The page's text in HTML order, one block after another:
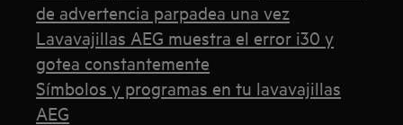
de advertencia parpadea una vez
Lavavajillas AEG muestra el error i30 y
gotea constantemente
Símbolos y programas en tu lavavajillas
AEG